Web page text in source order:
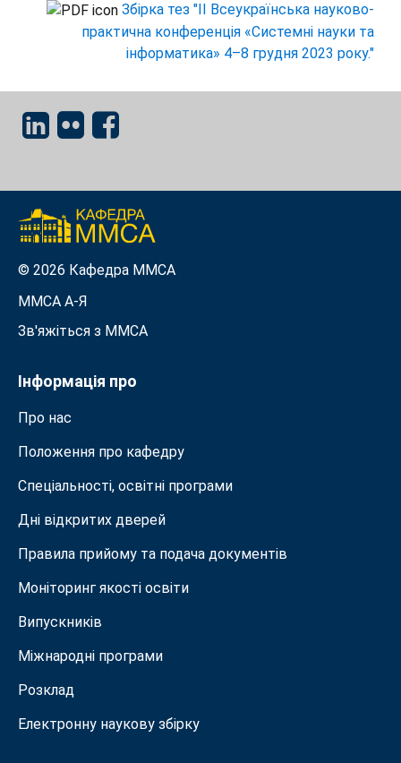
Збірка тез "ІI Всеукраїнська науково-
практична конференція «Системні науки та
інформатика» 4–8 грудня 2023 року."
© 2026 Кафедра ММСА
ММСА A-Я
Зв'яжіться з MMСА
Інформація про
Про нас
Положення про кафедру
Спеціальності, освітні програми
Дні відкритих дверей
Правила прийому та подача документiв
Моніторинг якості освіти
Випускників
Міжнародні програми
Розклад
Електронну наукову збірку